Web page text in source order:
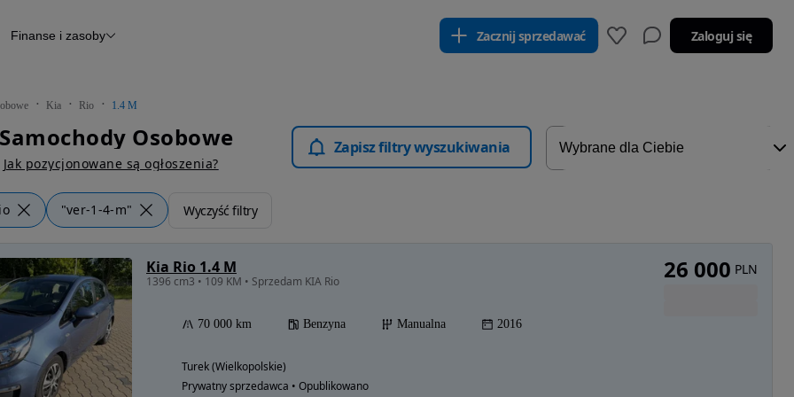
Raport z inspekcji
Otomoto News
Finanse i zasoby Zacznij sprzedawać Zaloguj się
Kia Rio 1.4 M
Osobowe
Jak pozycjonowane są ogłoszenia?
Zapisz filtry wyszukiwania
"ver-1-4-m" Wyczyść filtry
Kia Rio 1.4 M
1396 cm3 • 109 KM • Sprzedam KIA Rio
70 000 km Benzyna Manualna 2016
Turek (Wielkopolskie)
Prywatny sprzedawca • Opublikowano
26 000 PLN